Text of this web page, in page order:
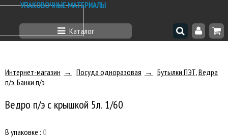
УПАКОВОЧНЫЕ МАТЕРИАЛЫ
Каталог
Интернет-магазин Посуда одноразовая
Бутылки ПЭТ, Ведра
п/э, Банки п/э
Ведро п/э с крышкой 5л. 1/60
В упаковке : 0